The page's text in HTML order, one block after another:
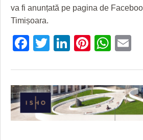
va fi anunțată pe pagina de
Timișoara.
Facebook
Twitter
LinkedIn